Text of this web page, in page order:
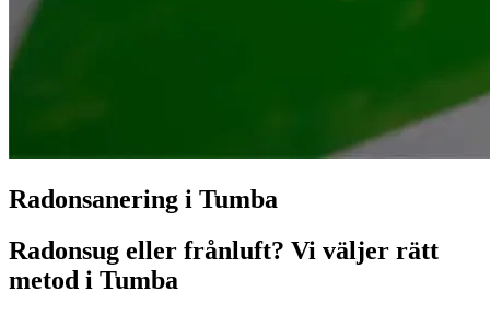
Radonsanering i Tumba
Radonsug eller frånluft? Vi väljer rätt
metod i Tumba